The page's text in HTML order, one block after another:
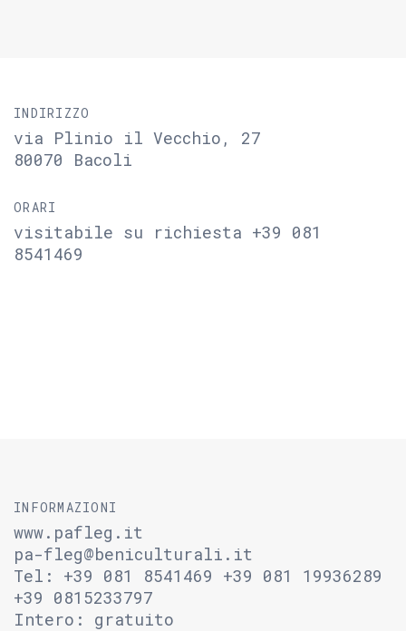
INDIRIZZO
via Plinio il Vecchio, 27
80070 Bacoli
ORARI
visitabile su richiesta +39 081
8541469
INFORMAZIONI
www.pafleg.it
pa-fleg@beniculturali.it
Tel: +39 081 8541469 +39 081 19936289
+39 0815233797
Intero: gratuito